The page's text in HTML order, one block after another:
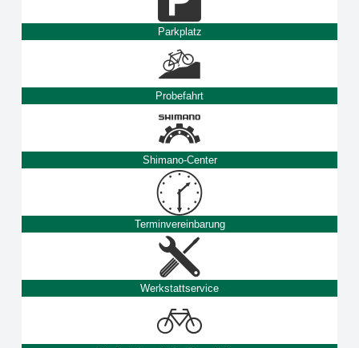
Parkplatz
Probefahrt
Shimano-Center
Terminvereinbarung
Werkstattservice